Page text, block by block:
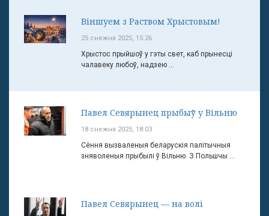
Віншуем з Раством Хрыстовым!
25 снежня 2025, 15:26
Хрыстос прыйшоў у гэты свет, каб прынесці
чалавеку любоў, надзею ...
Павел Севярынец прыбыў у Вільню
18 снежня 2025, 18:03
Сёння вызваленыя беларускія палітычныя
зняволеныя прыбылі ў Вільню. З Польшчы ...
Павел Севярынец — на волі